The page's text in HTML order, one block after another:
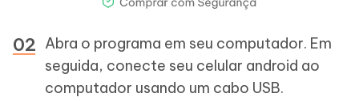
Abra o programa em seu computador. Em
seguida, conecte seu celular android ao
computador usando um cabo USB.